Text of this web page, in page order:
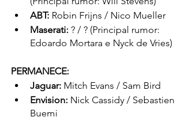
ABT: Robin Frijns / Nico Mueller
Maserati: ? / ? (Principal rumor:
Edoardo Mortara e Nyck de Vries)
PERMANECE:
Jaguar: Mitch Evans / Sam Bird
Envision: Nick Cassidy / Sebastien
Buemi